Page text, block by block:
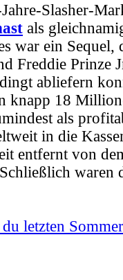
Slasher-
als
war ein Sequel,
Freddie Prinze
abliefern
knapp 18
als
in die
entfernt von
waren
letzten